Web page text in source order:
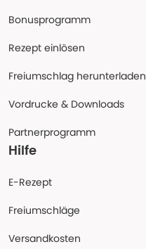
Bonusprogramm
Rezept einlösen
Freiumschlag herunterladen
Vordrucke & Downloads
Partnerprogramm
Hilfe
E-Rezept
Freiumschläge
Versandkosten